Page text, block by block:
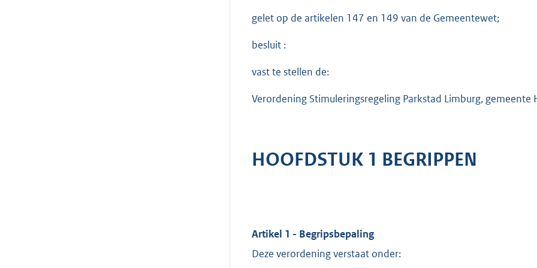
gelet op de artikelen 147 en 149 van de Gemeentewet;
besluit :
vast te stellen de:
Verordening Stimuleringsregeling Parkstad Limburg, gemeente
HOOFDSTUK 1 BEGRIPPEN
Artikel 1 - Begripsbepaling
Deze verordening verstaat onder: